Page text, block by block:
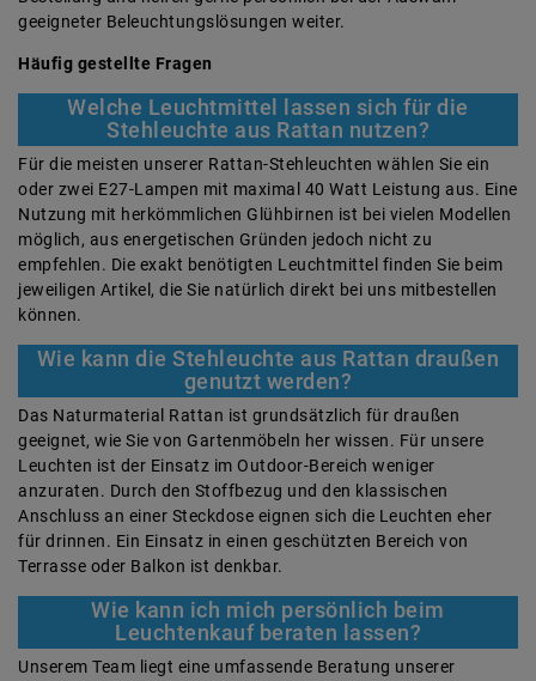
geeigneter Beleuchtungslösungen weiter.
Häufig gestellte Fragen
Welche Leuchtmittel lassen sich für die
Stehleuchte aus Rattan nutzen?
Für die meisten unserer Rattan-Stehleuchten wählen Sie ein
oder zwei E27-Lampen mit maximal 40 Watt Leistung aus. Eine
Nutzung mit herkömmlichen Glühbirnen ist bei vielen Modellen
möglich, aus energetischen Gründen jedoch nicht zu
empfehlen. Die exakt benötigten Leuchtmittel finden Sie beim
jeweiligen Artikel, die Sie natürlich direkt bei uns mitbestellen
können.
Wie kann die Stehleuchte aus Rattan draußen
genutzt werden?
Das Naturmaterial Rattan ist grundsätzlich für draußen
geeignet, wie Sie von Gartenmöbeln her wissen. Für unsere
Leuchten ist der Einsatz im Outdoor-Bereich weniger
anzuraten. Durch den Stoffbezug und den klassischen
Anschluss an einer Steckdose eignen sich die Leuchten eher
für drinnen. Ein Einsatz in einen geschützten Bereich von
Terrasse oder Balkon ist denkbar.
Wie kann ich mich persönlich beim
Leuchtenkauf beraten lassen?
Unserem Team liegt eine umfassende Beratung unserer